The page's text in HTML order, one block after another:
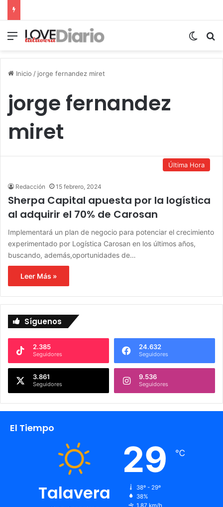
Menú
Inicio / jorge fernandez miret
jorge fernandez
miret
Última Hora
Redacción 15 febrero, 2024
Sherpa Capital apuesta por la logística
al adquirir el 70% de Carosan
Implementará un plan de negocio para potenciar el crecimiento
experimentado por Logística Carosan en los últimos años,
buscando, además,oportunidades de…
Leer Más »
Síguenos
2.385
Seguidores
24.632
Seguidores
3.861
Seguidores
9.536
Seguidores
El Tiempo
Talavera
29 ℃
38º - 29º
38%